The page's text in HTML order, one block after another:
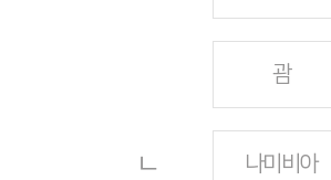
괌
ㄴ 나미비아